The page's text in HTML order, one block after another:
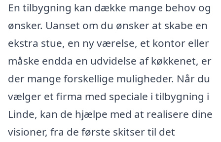
En tilbygning kan dække mange behov og
ønsker. Uanset om du ønsker at skabe en
ekstra stue, en ny værelse, et kontor eller
måske endda en udvidelse af køkkenet, er
der mange forskellige muligheder. Når du
vælger et firma med speciale i tilbygning i
Linde, kan de hjælpe med at realisere dine
visioner, fra de første skitser til det